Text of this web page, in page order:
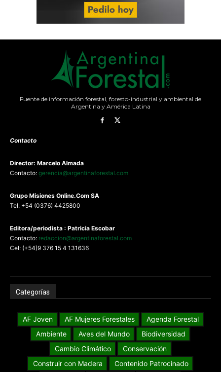
Fuente de información forestal, foresto-industrial y ambiental de
Argentina y América Latina
Contacto
Director: Marcelo Almada
Contacto: gerencia@argentinaforestal.com
Grupo Misiones Online.Com SA
Tel: +54 (0376) 4425800
Editora/periodista : Patricia Escobar
Contacto: redaccion@argentinaforestal.com
Cel: (+54)9 376 15 4 131636
Categorías
AF Joven AF Mujeres Forestales
Agenda Forestal
Ambiente
Aves del Mundo
Biodiversidad
Cambio Climático
Conservación
Construir con Madera
Contenido Patrocinado